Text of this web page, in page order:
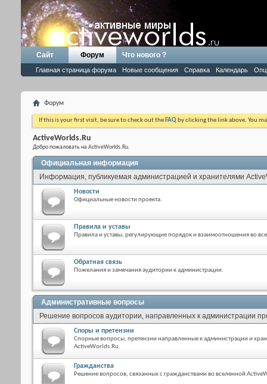
Сайт Форум
Главная страница форума Новые сообщения Справка Календарь
Что нового ?
Форум
If this is your first visit, be sure to check out the FAQ by clicking the link above. You
ActiveWorlds.Ru
Добро пожаловать на ActiveWorlds.Ru.
Официальная информация
Информация, публикуемая администрацией и хранителями
Новости
Официальные новости проекта.
Правила и уставы
Правила и уставы, регулирующие порядок и взаимоотношения во
Обратная связь
Пожелания и замечания аудитории к администрации.
Административные вопросы
Решение вопросов аудитории, направленных к администрации
Споры и претензии
Спорные вопросы, претензии направленные к администрации и
ActiveWorlds.Ru.
Гражданства
Решение вопросов, связанных с гражданствами во вселенной